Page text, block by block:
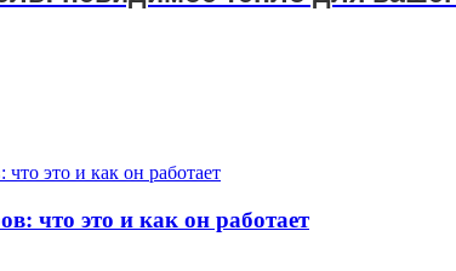
что это и как он работает